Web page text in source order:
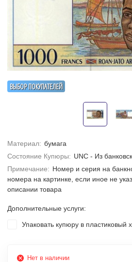
ВЫБОР ПОКУПАТЕЛЕЙ
Материал: бумага
Состояние Купюры: UNC - Из
Примечание: Номер и серия на
номера на картинке, если иное не
описании товара
Дополнительные услуги:
Упаковать купюру в пластиковый
Нет в наличии